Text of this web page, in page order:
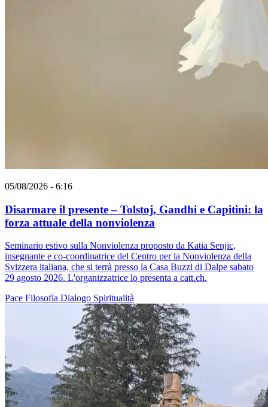
05/08/2026 - 6:16
Disarmare il presente – Tolstoj, Gandhi e Capitini: la
forza attuale della nonviolenza
Seminario estivo sulla Nonviolenza proposto da Katia Senjic,
insegnante e co-coordinatrice del Centro per la Nonviolenza della
Svizzera italiana, che si terrà presso la Casa Buzzi di Dalpe sabato
29 agosto 2026. L'organizzatrice lo presenta a catt.ch.
Pace Filosofia Dialogo Spiritualità